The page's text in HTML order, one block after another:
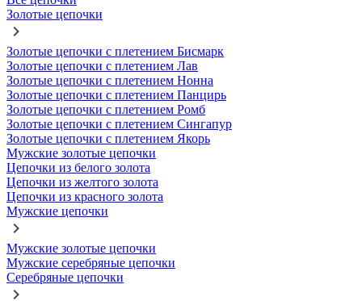
Золотые цепочки
Золотые цепочки с плетением Бисмарк
Золотые цепочки с плетением Лав
Золотые цепочки с плетением Нонна
Золотые цепочки с плетением Панцирь
Золотые цепочки с плетением Ромб
Золотые цепочки с плетением Сингапур
Золотые цепочки с плетением Якорь
Мужские золотые цепочки
Цепочки из белого золота
Цепочки из желтого золота
Цепочки из красного золота
Мужские цепочки
Мужские золотые цепочки
Мужские серебряные цепочки
Серебряные цепочки